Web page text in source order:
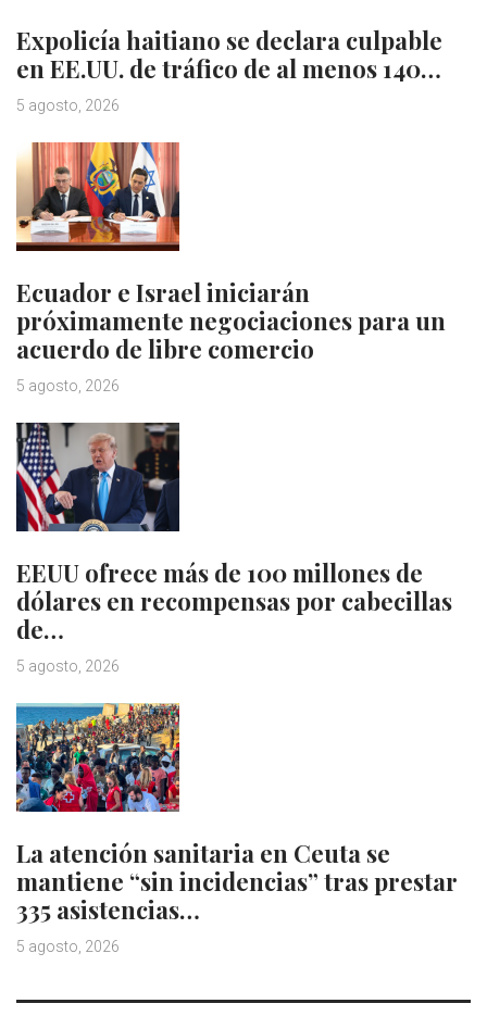
Expolicía haitiano se declara culpable
en EE.UU. de tráfico de al menos 140…
5 agosto, 2026
Ecuador e Israel iniciarán
próximamente negociaciones para un
acuerdo de libre comercio
5 agosto, 2026
EEUU ofrece más de 100 millones de
dólares en recompensas por cabecillas
de…
5 agosto, 2026
La atención sanitaria en Ceuta se
mantiene “sin incidencias” tras prestar
335 asistencias…
5 agosto, 2026